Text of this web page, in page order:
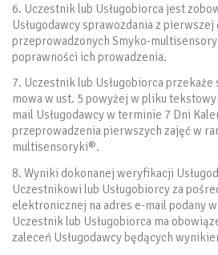
6. Uczestnik lub Usługobiorca jest
Usługodawcy sprawozdania z pierwszej
przeprowadzonych Smyko-
poprawności ich prowadzenia.
7. Uczestnik lub Usługobiorca
mowa w ust. 5 powyżej w pliku
mail Usługodawcy w terminie 7 Dni
przeprowadzenia pierwszych zajęć w
multisensoryki®.
8. Wyniki dokonanej weryfikacji
Uczestnikowi lub Usługobiorcy za
elektronicznej na adres e-mail podany
Uczestnik lub Usługobiorca ma
zaleceń Usługodawcy będących